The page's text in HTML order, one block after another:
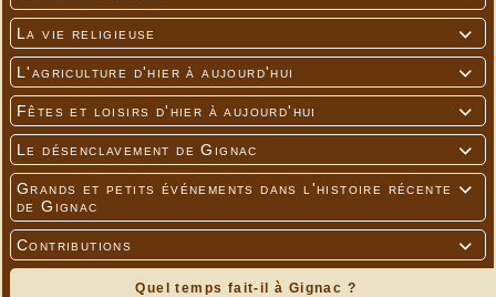

La vie religieuse

L'agriculture d'hier à aujourd'hui

Fêtes et loisirs d'hier à aujourd'hui

Le désenclavement de Gignac

Grands et petits événements dans l'histoire récente
de Gignac

Contributions
Quel temps fait-il à Gignac ?